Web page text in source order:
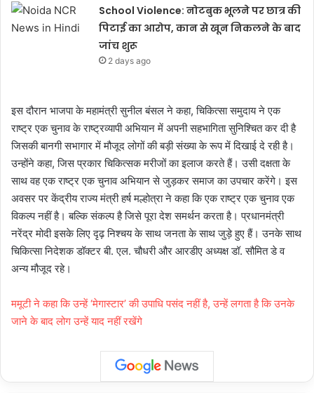
School Violence: नोटबुक भूलने पर छात्र की
पिटाई का आरोप, कान से खून निकलने के बाद
जांच शुरू
2 days ago
इस दौरान भाजपा के महामंत्री सुनील बंसल ने कहा, चिकित्सा समुदाय ने एक
राष्ट्र एक चुनाव के राष्ट्रव्यापी अभियान में अपनी सहभागिता सुनिश्चित कर दी है
जिसकी बानगी सभागार में मौजूद लोगों की बड़ी संख्या के रूप में दिखाई दे रही है।
उन्होंने कहा, जिस प्रकार चिकित्सक मरीजों का इलाज करते हैं। उसी दक्षता के
साथ वह एक राष्ट्र एक चुनाव अभियान से जुड़कर समाज का उपचार करेंगे। इस
अवसर पर केंद्रीय राज्य मंत्री हर्ष मल्होत्रा ने कहा कि एक राष्ट्र एक चुनाव एक
विकल्प नहीं है। बल्कि संकल्प है जिसे पूरा देश समर्थन करता है। प्रधानमंत्री
नरेंद्र मोदी इसके लिए दृढ़ निश्चय के साथ जनता के साथ जुड़े हुए हैं। उनके साथ
चिकित्सा निदेशक डॉक्टर बी. एल. चौधरी और आरडीए अध्यक्ष डॉ. सौमित डे व
अन्य मौजूद रहे।
ममूटी ने कहा कि उन्हें ‘मेगास्टार’ की उपाधि पसंद नहीं है, उन्हें लगता है कि उनके
जाने के बाद लोग उन्हें याद नहीं रखेंगे